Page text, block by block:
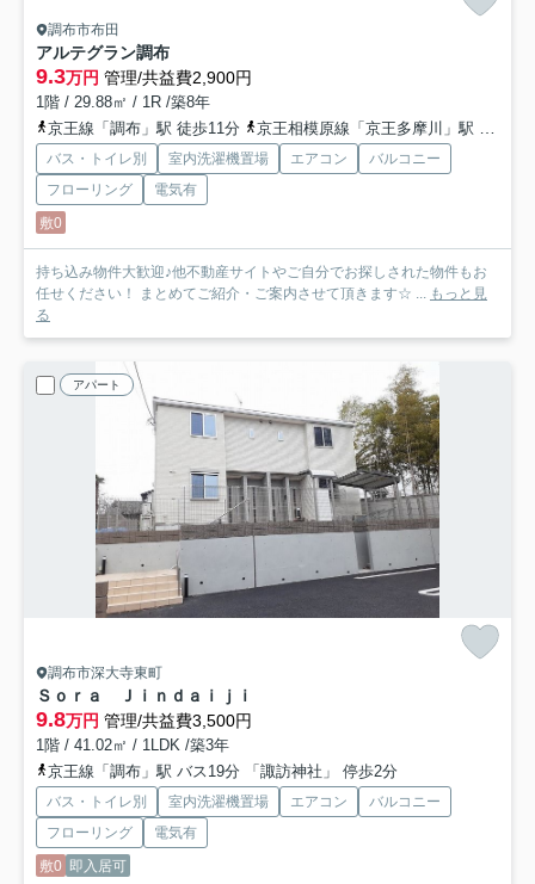
調布市布田
アルテグラン調布
9.3万円 管理/共益費2,900円
1階 / 29.88㎡ / 1R /築8年
京王線「調布」駅 徒歩11分
京王相模原線「京王多摩川」駅 徒歩7分
バス・トイレ別 室内洗濯機置場 エアコン
バルコニー
フローリング
電気有
敷0
持ち込み物件大歓迎♪他不動産サイトやご自分でお探しされた物件もお
任せください！ まとめてご紹介・ご案内させて頂きます☆ ... もっと見
る
アパート
調布市深大寺東町
Ｓｏｒａ Ｊｉｎｄａｉｊｉ
9.8万円 管理/共益費3,500円
1階 / 41.02㎡ / 1LDK /築3年
京王線「調布」駅 バス19分 「諏訪神社」 停歩2分
バス・トイレ別 室内洗濯機置場 エアコン
バルコニー
フローリング
電気有
敷0 即入居可